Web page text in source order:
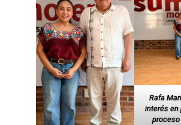
Rafa
interés en
proceso